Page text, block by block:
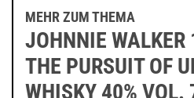
MEHR ZUM THEMA
JOHNNIE WALKER
THE PURSUIT OF
WHISKY 40% VOL.